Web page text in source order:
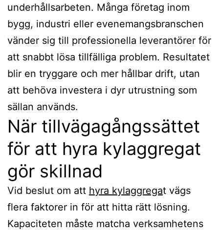
underhållsarbeten. Många företag inom
bygg, industri eller evenemangsbranschen
vänder sig till professionella leverantörer för
att snabbt lösa tillfälliga problem. Resultatet
blir en tryggare och mer hållbar drift, utan
att behöva investera i dyr utrustning som
sällan används.
När tillvägagångssättet
för att hyra kylaggregat
gör skillnad
Vid beslut om att hyra kylaggregat vägs
flera faktorer in för att hitta rätt lösning.
Kapaciteten måste matcha verksamhetens